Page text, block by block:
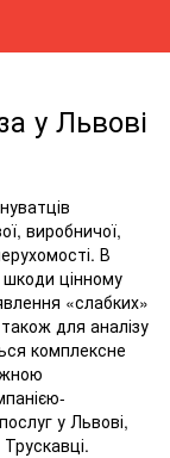
у Львові
виробничої,
В
шкоди цінному
«слабких»
для аналізу
комплексне
у Львові,